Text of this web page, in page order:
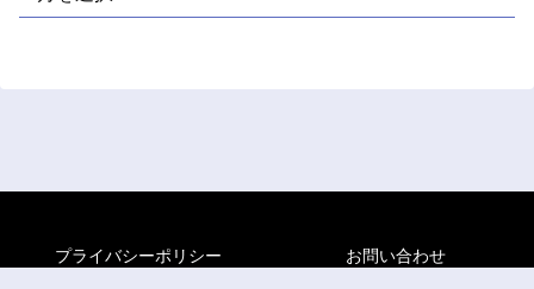
プライバシーポリシー お問い合わせ